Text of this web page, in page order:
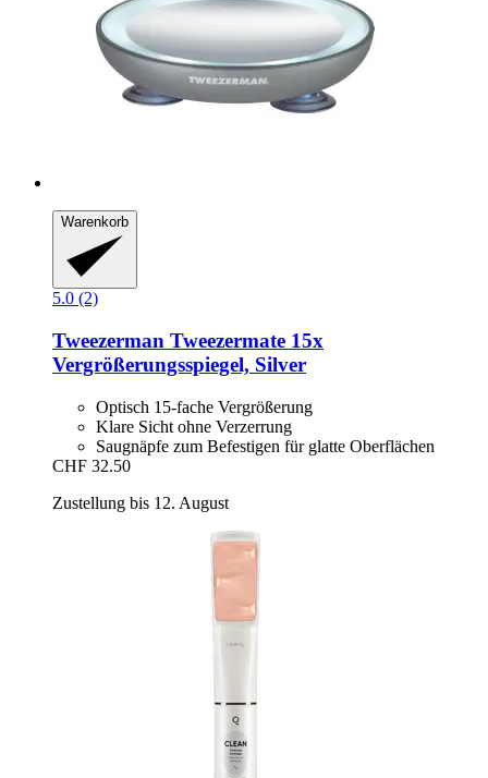
Warenkorb
5.0 (2)
Tweezerman Tweezermate 15x
Vergrößerungsspiegel, Silver
Optisch 15-fache Vergrößerung
Klare Sicht ohne Verzerrung
Saugnäpfe zum Befestigen für glatte Oberflächen
CHF 32.50
Zustellung bis 12. August